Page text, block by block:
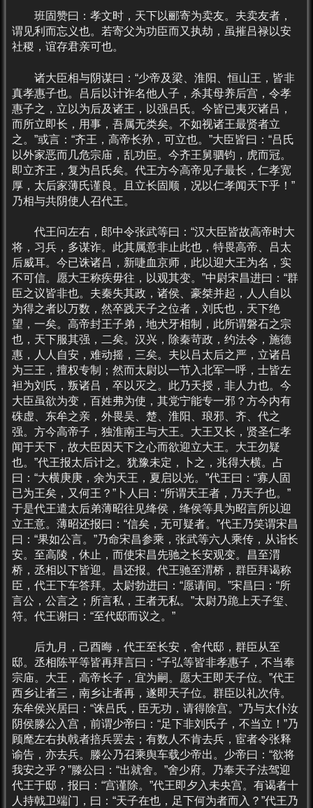
班固赞曰：孝文时，天下以郦寄为卖友。夫卖友者，
谓见利而忘义也。若寄父为功臣而又执劫，虽摧吕禄以安
社稷，谊存君亲可也。
诸大臣相与阴谋曰：“少帝及梁、淮阳、恒山王，皆非
真孝惠子也。吕后以计诈名他人子，杀其母养后宫，令孝
惠子之，立以为后及诸王，以强吕氏。今皆已夷灭诸吕，
而所立即长，用事，吾属无类矣。不如视诸王最贤者立
之。”或言：“齐王，高帝长孙，可立也。”大臣皆曰：“吕氏
以外家恶而几危宗庙，乱功臣。今齐王舅驷钧，虎而冠。
即立齐王，复为吕氏矣。代王方今高帝见子最长，仁孝宽
厚，太后家薄氏谨良。且立长固顺，况以仁孝闻天下乎！”
乃相与共阴使人召代王。
代王问左右，郎中令张武等曰：“汉大臣皆故高帝时大
将，习兵，多谋诈。此其属意非止此也，特畏高帝、吕太
后威耳。今已诛诸吕，新啑血京师，此以迎大王为名，实
不可信。愿大王称疾毋往，以观其变。”中尉宋昌进曰：“群
臣之议皆非也。夫秦失其政，诸侯、豪桀并起，人人自以
为得之者以万数，然卒践天子之位者，刘氏也，天下绝
望，一矣。高帝封王子弟，地犬牙相制，此所谓磐石之宗
也，天下服其强，二矣。汉兴，除秦苛政，约法令，施德
惠，人人自安，难动摇，三矣。夫以吕太后之严，立诸吕
为三王，擅权专制；然而太尉以一节入北军一呼，士皆左
袒为刘氏，叛诸吕，卒以灭之。此乃天授，非人力也。今
大臣虽欲为变，百姓弗为使，其党宁能专一邪？方今内有
硃虚、东牟之亲，外畏吴、楚、淮阳、琅邪、齐、代之
强。方今高帝子，独淮南王与大王。大王又长，贤圣仁孝
闻于天下，故大臣因天下之心而欲迎立大王。大王勿疑
也。”代王报太后计之。犹豫未定，卜之，兆得大横。占
曰：“大横庚庚，余为天王，夏启以光。”代王曰：“寡人固
已为王矣，又何王？”卜人曰：“所谓天王者，乃天子也。”
于是代王遣太后弟薄昭往见绛侯，绛侯等具为昭言所以迎
立王意。薄昭还报曰：“信矣，无可疑者。”代王乃笑谓宋昌
曰：“果如公言。”乃命宋昌参乘，张武等六人乘传，从诣长
安。至高陵，休止，而使宋昌先驰之长安观变。昌至渭
桥，丞相以下皆迎。昌还报。代王驰至渭桥，群臣拜谒称
臣，代王下车答拜。太尉勃进曰：“愿请间。”宋昌曰：“所
言公，公言之；所言私，王者无私。”太尉乃跪上天子玺、
符。代王谢曰：“至代邸而议之。”
后九月，己酉晦，代王至长安，舍代邸，群臣从至
邸。丞相陈平等皆再拜言曰：“子弘等皆非孝惠子，不当奉
宗庙。大王，高帝长子，宜为嗣。愿大王即天子位。”代王
西乡让者三，南乡让者再，遂即天子位。群臣以礼次侍。
东牟侯兴居曰：“诛吕氏，臣无功，请得除宫。”乃与太仆汝
阴侯滕公入宫，前谓少帝曰：“足下非刘氏子，不当立！”乃
顾麾左右执戟者掊兵罢去；有数人不肯去兵，宦者令张释
谕告，亦去兵。滕公乃召乘舆车载少帝出。少帝曰：“欲将
我安之乎？”滕公曰：“出就舍。”舍少府。乃奉天子法驾迎
代王于邸，报曰：“宫谨除。”代王即夕入未央宫。有谒者十
人持戟卫端门，曰：“天子在也，足下何为者而入？”代王乃